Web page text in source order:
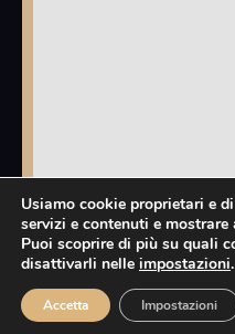
Privacy Policy
Usiamo cookie proprietari e
servizi e contenuti e
Puoi scoprire di più su quali
disattivarli nelle impostazioni.
Accetta Impostazioni